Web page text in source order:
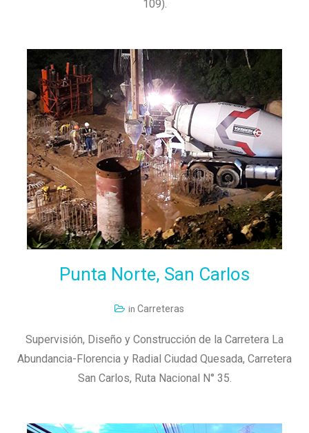
109).
LEER MÁS
Punta Norte, San Carlos
in Carreteras
Supervisión, Diseño y Construcción de la Carretera La
Abundancia-Florencia y Radial Ciudad Quesada, Carretera
San Carlos, Ruta Nacional N° 35.